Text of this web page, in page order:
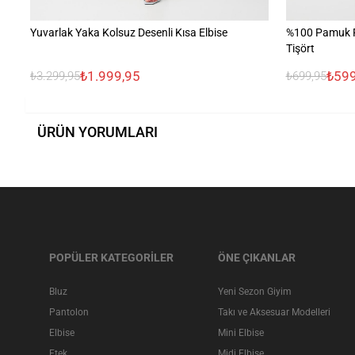
Yuvarlak Yaka Kolsuz Desenli Kısa Elbise
₺3.299,95₺1.999,95
%100 Pamuk
Tişört
₺699,95
ÜRÜN YORUMLARI
POPÜLER KATEGORİLER
Bluz
Pantolon
Elbise
ÖNE ÇIKANLAR
Yeni Sezon Giyim
Takı ve Aksesuar Modelleri
Mini Elbise